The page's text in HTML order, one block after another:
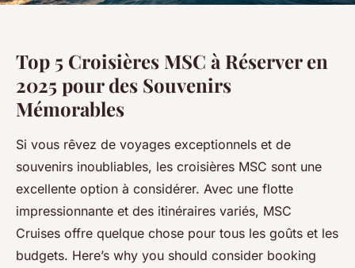
Top 5 Croisières MSC à Réserver en
2025 pour des Souvenirs
Mémorables
Si vous rêvez de voyages exceptionnels et de
souvenirs inoubliables, les croisières MSC sont une
excellente option à considérer. Avec une flotte
impressionnante et des itinéraires variés, MSC
Cruises offre quelque chose pour tous les goûts et les
budgets. Here’s why you should consider booking